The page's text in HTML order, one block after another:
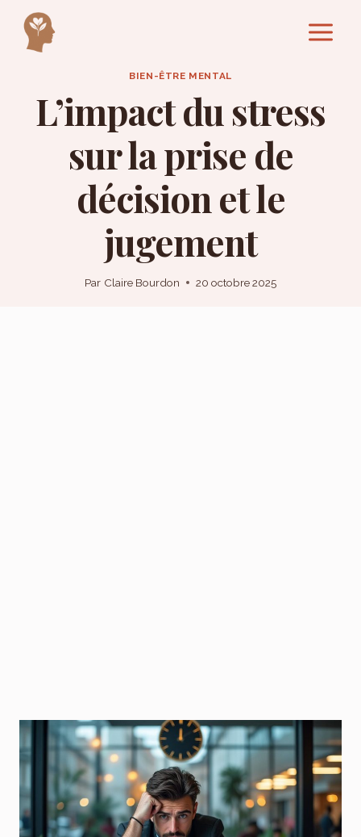
contenu
BIEN-ÊTRE MENTAL
L’impact du stress
sur la prise de
décision et le
jugement
Par Claire Bourdon 20 octobre 2025